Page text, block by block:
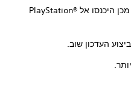
הפעילו שוב את המשחק ולאחר מכן היכנסו אל PlayStation®‎
העדכון שוב.